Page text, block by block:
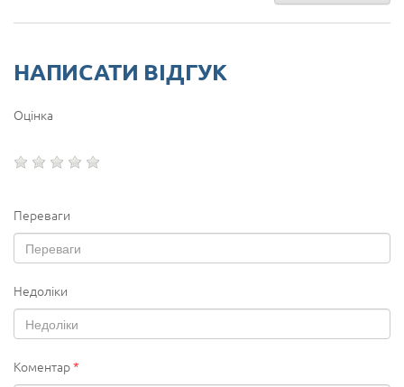
НАПИСАТИ ВІДГУК
Оцінка
Переваги
Недоліки
Коментар*